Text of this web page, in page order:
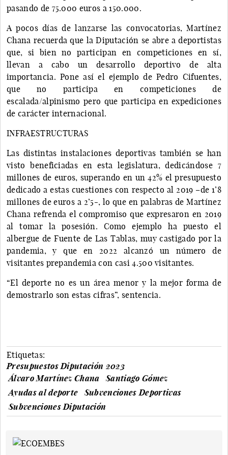
pasando de 75.000 euros a 150.000.
A pocos días de lanzarse las convocatorias, Martínez
Chana recuerda que la Diputación se abre a deportistas
que, si bien no participan en competiciones en sí,
llevan a cabo un desarrollo deportivo de alta
importancia. Pone así el ejemplo de Pedro Cifuentes,
que no participa en competiciones de
escalada/alpinismo pero que participa en expediciones
de carácter internacional.
INFRAESTRUCTURAS
Las distintas instalaciones deportivas también se han
visto beneficiadas en esta legislatura, dedicándose 7
millones de euros, superando en un 42% el presupuesto
dedicado a estas cuestiones con respecto al 2019 –de 1’8
millones de euros a 2’5-, lo que en palabras de Martínez
Chana refrenda el compromiso que expresaron en 2019
al tomar la posesión. Como ejemplo ha puesto el
albergue de Fuente de Las Tablas, muy castigado por la
pandemia, y que en 2022 alcanzó un número de
visitantes prepandemia con casi 4.500 visitantes.
“El deporte no es un área menor y la mejor forma de
demostrarlo son estas cifras”, sentencia.
Etiquetas:
Presupuestos Diputación 2023
Álvaro Martínez Chana
Santiago Gómez
Ayudas al deporte
Subvenciones Deportivas
Subvenciones Diputación